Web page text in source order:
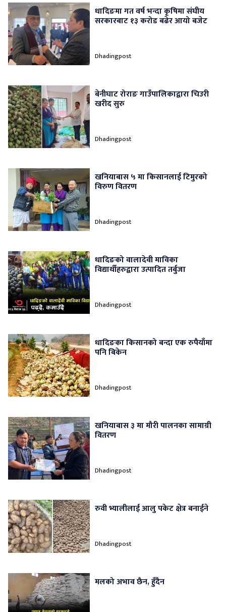
धादिङमा गत वर्ष भन्दा कृषिमा संघीय
सरकारबाट १३ करोड बढेर आयो बजेट
Dhadingpost
बेनीघाट रोराङ गाउँपालिकाद्वारा चिउरी
खरीद सुरु
Dhadingpost
खनियाबास ५ मा किसानलाई टिमुरको
विरुण वितरण
Dhadingpost
धादिङको वालादेवी माविका
विद्यार्थीहरुद्वारा उत्पादित तर्बुजा
Dhadingpost
धादिङका किसानको बन्दा एक रुपैयाँमा
पनि बिकेन
Dhadingpost
खनियाबास ३ मा मौरी पालनका सामाग्री
वितरण
Dhadingpost
रुवी भ्यालीलाई आलु पकेट क्षेत्र बनाईने
Dhadingpost
मलको अभाव छैन, हुँदैन